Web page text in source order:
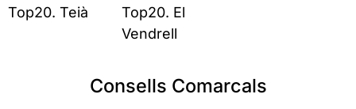
Top20. Teià
Top20. El
Vendrell
Consells Comarcals